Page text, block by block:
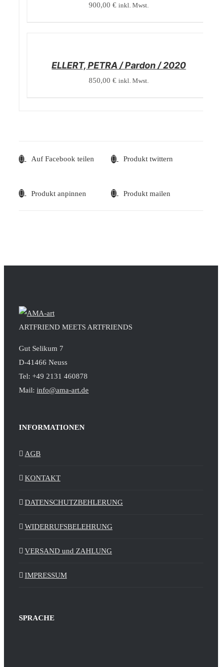
900,00€ inkl. Mwst.
ELLERT, PETRA / Pardon / 2020
850,00€ inkl. Mwst.
Auf Facebook teilen Produkt twittern
Produkt anpinnen Produkt mailen
ARTFRIEND MEETS ARTFRIENDS
Gut Selikum 7
D-41466 Neuss
Tel: +49 2131 460878
Mail: info@ama-art.de
INFORMATIONEN
AGB
KONTAKT
DATENSCHUTZBEHLERUNG
WIDERRUFSBELEHRUNG
VERSAND und ZAHLUNG
IMPRESSUM
SPRACHE